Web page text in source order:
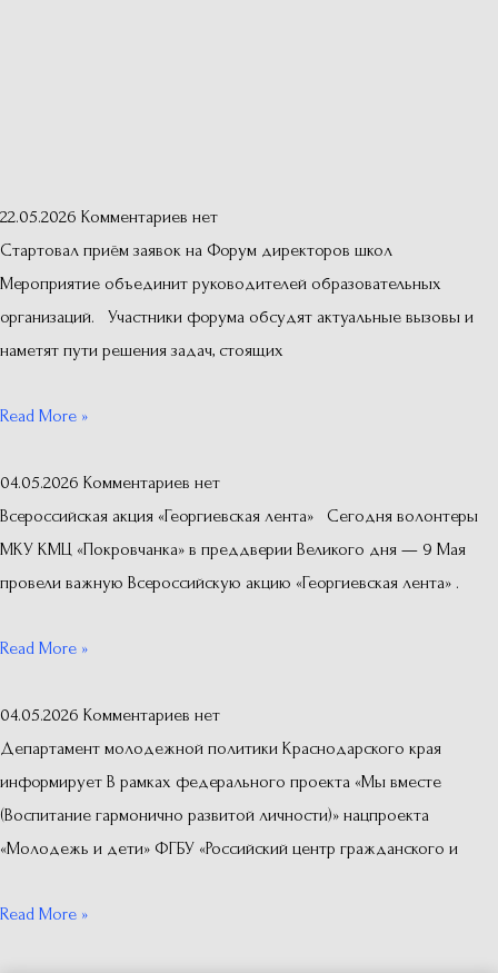
22.05.2026 Комментариев нет
Стартовал приём заявок на Форум директоров школ
Мероприятие объединит руководителей образовательных
организаций. Участники форума обсудят актуальные вызовы и
наметят пути решения задач, стоящих
Read More »
04.05.2026 Комментариев нет
Всероссийская акция «Георгиевская лента» Сегодня волонтеры
МКУ КМЦ «Покровчанка» в преддверии Великого дня — 9 Мая
провели важную Всероссийскую акцию «Георгиевская лента» .
Read More »
04.05.2026 Комментариев нет
Департамент молодежной политики Краснодарского края
информирует В рамках федерального проекта «Мы вместе
(Воспитание гармонично развитой личности)» нацпроекта
«Молодежь и дети» ФГБУ «Российский центр гражданского и
Read More »